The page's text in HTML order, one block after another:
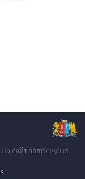
сайт запрещено